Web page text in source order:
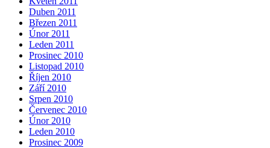
Duben 2011
Březen 2011
Únor 2011
Leden 2011
Prosinec 2010
Listopad 2010
Říjen 2010
Září 2010
Srpen 2010
Červenec 2010
Únor 2010
Leden 2010
Prosinec 2009